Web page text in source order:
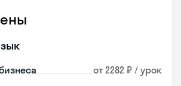
от 2282 ₽ / урок